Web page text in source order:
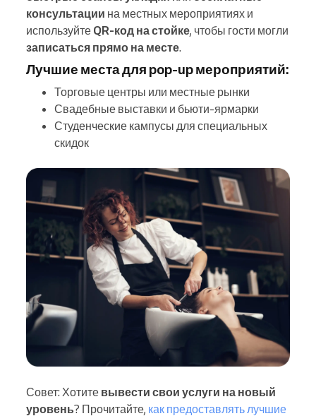
консультации на местных мероприятиях и
используйте QR‑код на стойке, чтобы гости могли
записаться прямо на месте.
Лучшие места для pop-up мероприятий:
Торговые центры или местные рынки
Свадебные выставки и бьюти-ярмарки
Студенческие кампусы для специальных
скидок
Совет: Хотите вывести свои услуги на новый
уровень? Прочитайте, как предоставлять лучшие